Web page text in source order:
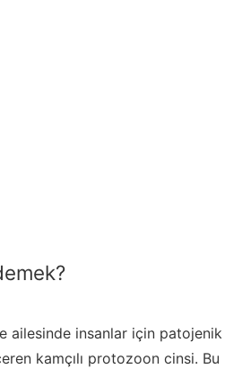
ailesinde insanlar için patojenik
kamçılı protozoon cinsi. Bu